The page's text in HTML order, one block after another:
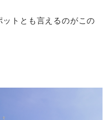
トとも言えるのがこの